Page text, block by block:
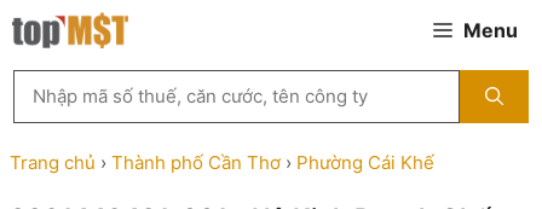
Chuyển
đến
Menu
kiếm
MST
theo
tên
Trang chủ › Thành phố Cần Thơ › Phường Cái Khế